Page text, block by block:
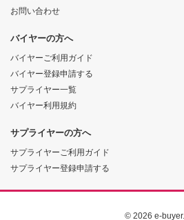
お問い合わせ
バイヤーの方へ
バイヤーご利用ガイド
バイヤー登録申請する
サプライヤー一覧
バイヤー利用規約
サプライヤーの方へ
サプライヤーご利用ガイド
サプライヤー登録申請する
© 2026 e-buyer.